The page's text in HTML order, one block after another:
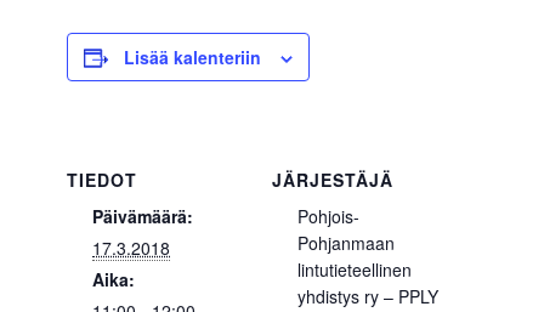
Lisää kalenteriin
TIEDOT
Päivämäärä:
17.3.2018
Aika:
JÄRJESTÄJÄ
Pohjois-
Pohjanmaan
lintutieteellinen
yhdistys ry – PPLY